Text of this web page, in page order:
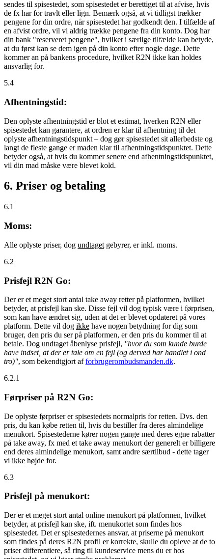
sendes til spisestedet, som spisestedet er berettiget til at afvise, hvis
de fx har for travlt eller lign. Bemærk også, at vi tidligst trækker
pengene for din ordre, når spisestedet har godkendt den. I tilfælde af
en afvist ordre, vil vi aldrig trække pengene fra din konto. Dog har
din bank "reserveret pengene", hvilket i særlige tilfælde kan betyde,
at du først kan se dem igen på din konto efter nogle dage. Dette
kommer an på bankens procedure, hvilket R2N ikke kan holdes
ansvarlig for.
5.4
Afhentningstid:
Den oplyste afhentningstid er blot et estimat, hverken R2N eller
spisestedet kan garantere, at ordren er klar til afhentning til det
oplyste afhentningstidspunkt – dog gør spisestedet sit allerbedste og
langt de fleste gange er maden klar til afhentningstidspunktet. Dette
betyder også, at hvis du kommer senere end afhentningstidspunktet,
vil din mad måske være blevet kold.
6. Priser og betaling
6.1
Moms:
Alle oplyste priser, dog undtaget gebyrer, er inkl. moms.
6.2
Prisfejl R2N Go:
Der er et meget stort antal take away retter på platformen, hvilket
betyder, at prisfejl kan ske. Disse fejl vil dog typisk være i førprisen,
som kan have ændret sig, uden at det er blevet opdateret på vores
platform. Dette vil dog ikke have nogen betydning for dig som
bruger, den pris du ser på platformen, er den pris du kommer til at
betale. Dog undtaget åbenlyse prisfejl, "hvor du som kunde burde
have indset, at der er tale om en fejl (og derved har handlet i ond
tro)", som bekendtgjort afforbrugerombudsmanden.dk.
6.2.1
Førpriser på R2N Go:
De oplyste førpriser er spisestedets normalpris for retten. Dvs. den
pris, du kan købe retten til, hvis du bestiller fra deres almindelige
menukort. Spisestederne kører nogen gange med deres egne rabatter
på take away, fx med et take away menukort der generelt er billigere
end deres almindelige menukort, samt andre særtilbud - dette tager
vi ikke højde for.
6.3
Prisfejl på menukort:
Der er et meget stort antal online menukort på platformen, hvilket
betyder, at prisfejl kan ske, ift. menukortet som findes hos
spisestedet. Det er spisestedernes ansvar, at priserne på menukort
som findes på deres R2N profil er korrekte, skulle du opleve at de to
priser differentiere, så ring til kundeservice mens du er hos